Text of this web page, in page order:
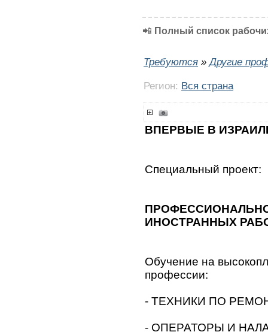
📲 Полный список
Требуются »Другие
Регион: Вся страна
ВПЕРВЫЕ В
Специальный проект:
ИНОСТРАННЫХ
Обучение на
профессии:
- ТЕХНИКИ ПО
- ОПЕРАТОРЫ И